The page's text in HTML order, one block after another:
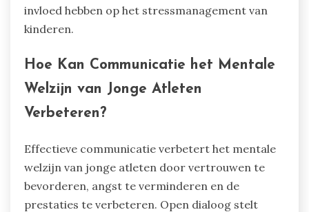
invloed hebben op het stressmanagement van
kinderen.
Hoe Kan Communicatie het Mentale
Welzijn van Jonge Atleten
Verbeteren?
Effectieve communicatie verbetert het mentale
welzijn van jonge atleten door vertrouwen te
bevorderen, angst te verminderen en de
prestaties te verbeteren. Open dialoog stelt